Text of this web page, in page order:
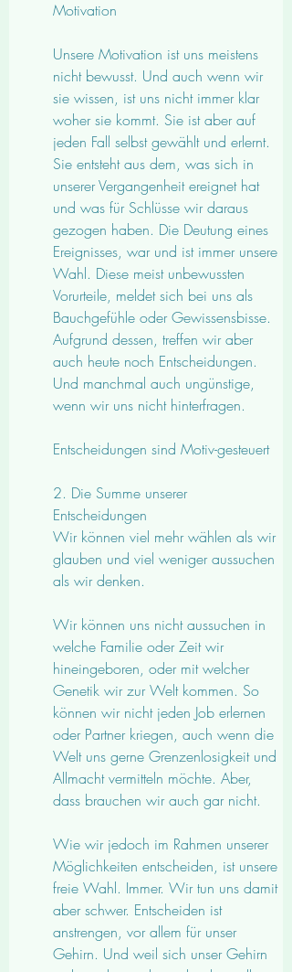
Motivation
Unsere Motivation ist uns meistens
nicht bewusst. Und auch wenn wir
sie wissen, ist uns nicht immer klar
woher sie kommt. Sie ist aber auf
jeden Fall selbst gewählt und erlernt.
Sie entsteht aus dem, was sich in
unserer Vergangenheit ereignet hat
und was für Schlüsse wir daraus
gezogen haben. Die Deutung eines
Ereignisses, war und ist immer unsere
Wahl. Diese meist unbewussten
Vorurteile, meldet sich bei uns als
Bauchgefühle oder Gewissensbisse.
Aufgrund dessen, treffen wir aber
auch heute noch Entscheidungen.
Und manchmal auch ungünstige,
wenn wir uns nicht hinterfragen.
Entscheidungen sind Motiv-gesteuert
2. Die Summe unserer
Entscheidungen
Wir können viel mehr wählen als wir
glauben und viel weniger aussuchen
als wir denken.
Wir können uns nicht aussuchen in
welche Familie oder Zeit wir
hineingeboren, oder mit welcher
Genetik wir zur Welt kommen. So
können wir nicht jeden Job erlernen
oder Partner kriegen, auch wenn die
Welt uns gerne Grenzenlosigkeit und
Allmacht vermitteln möchte. Aber,
dass brauchen wir auch gar nicht.
Wie wir jedoch im Rahmen unserer
Möglichkeiten entscheiden, ist unsere
freie Wahl. Immer. Wir tun uns damit
aber schwer. Entscheiden ist
anstrengen, vor allem für unser
Gehirn. Und weil sich unser Gehirn